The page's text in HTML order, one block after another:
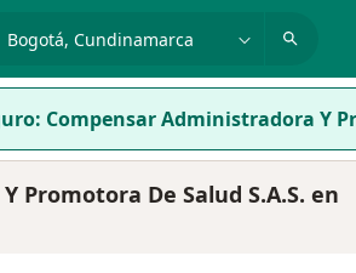
p. ej. Bogotá
Compensar Administradora Y
Promotora De Salud S.A.S. en